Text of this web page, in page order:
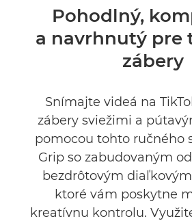
Technické parametre
Pohodlný,
a navrhnutý pre
zábery
Snímajte videá na
zábery sviežimi a
pomocou tohto ručného
Grip so zabudovaným
bezdrôtovým
ktoré vám poskytne
kreatívnu kontrolu.